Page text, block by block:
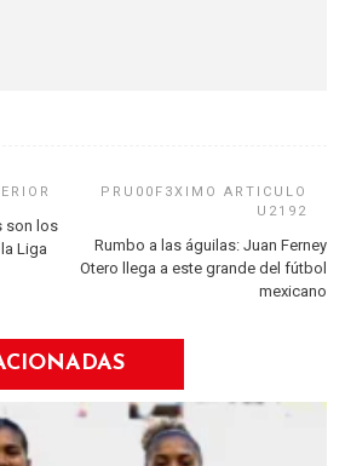
son los
Liga
Rumbo a las águilas: Juan Ferney
Otero llega a este grande del fútbol
mexicano